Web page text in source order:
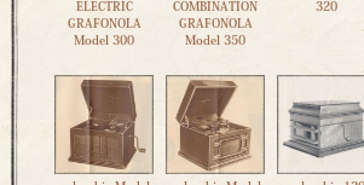
ELECTRIC
GRAFONOLA
Model 300
COMBINATION
GRAFONOLA
Model 350
320